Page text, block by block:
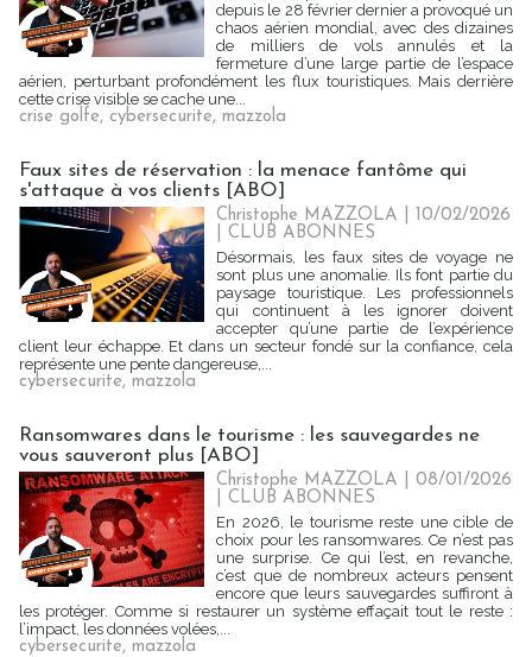
depuis le 28 février dernier a provoqué un
chaos aérien mondial, avec des dizaines
de milliers de vols annulés et la
fermeture d’une large partie de l’espace
aérien, perturbant profondément les flux touristiques. Mais derrière
cette crise visible se cache une...
crise golfe, cybersecurite, mazzola
Faux sites de réservation : la menace fantôme qui
s'attaque à vos clients [ABO]
Christophe MAZZOLA | 10/02/2026
|CLUB ABONNES
Désormais, les faux sites de voyage ne
sont plus une anomalie. Ils font partie du
paysage touristique. Les professionnels
qui continuent à les ignorer doivent
accepter qu’une partie de l’expérience
client leur échappe. Et dans un secteur fondé sur la confiance, cela
représente une pente dangereuse,...
cybersecurite, mazzola
Ransomwares dans le tourisme : les sauvegardes ne
vous sauveront plus [ABO]
Christophe MAZZOLA | 08/01/2026
|CLUB ABONNES
En 2026, le tourisme reste une cible de
choix pour les ransomwares. Ce n’est pas
une surprise. Ce qui l’est, en revanche,
c’est que de nombreux acteurs pensent
encore que leurs sauvegardes suffiront à
les protéger. Comme si restaurer un système effaçait tout le reste :
l’impact, les données volées,...
cybersecurite, mazzola